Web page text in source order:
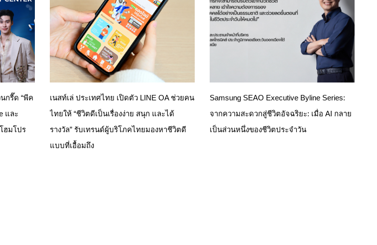
กรี๊ด “พีค
และ
ฮมโปร
เนสท์เล่ ประเทศไทย เปิดตัว LINE OA ช่วยคน
ไทยให้ “ชีวิตดีเป็นเรื่องง่าย สนุก และได้
รางวัล” รับเทรนด์ผู้บริโภคไทยมองหาชีวิตดี
แบบที่เอื้อมถึง
Samsung SEAO Executive Byline Series:
จากความสะดวกสู่ชีวิตอัจฉริยะ: เมื่อ AI กลาย
เป็นส่วนหนึ่งของชีวิตประจำวัน